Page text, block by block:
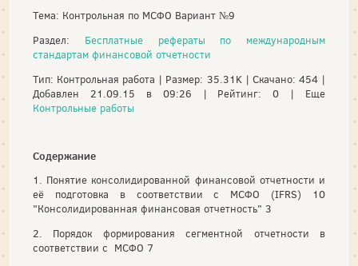
Тема: Контрольная по МСФО Вариант №9
Раздел: Бесплатные рефераты по международным
стандартам финансовой отчетности
Тип: Контрольная работа | Размер: 35.31K | Скачано: 454 |
Добавлен 21.09.15 в 09:26 | Рейтинг: 0 | Еще
Контрольные работы
Содержание
1. Понятие консолидированной финансовой отчетности и
её подготовка в соответствии с МСФО (IFRS) 10
"Консолидированная финансовая отчетность" 3
2. Порядок формирования сегментной отчетности в
соответствии с МСФО 7